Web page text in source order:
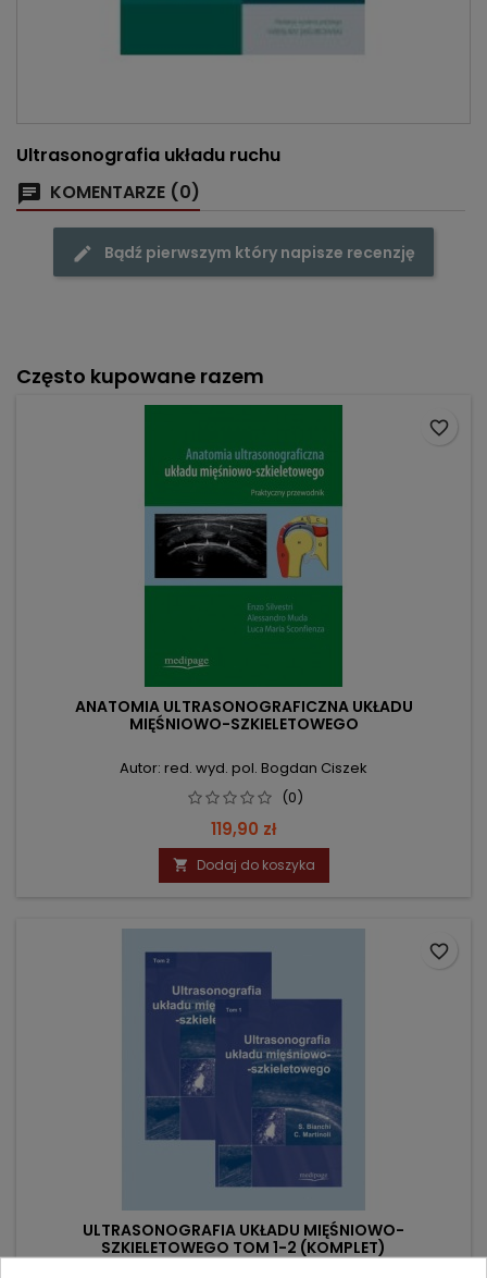
Ultrasonografia układu ruchu
KOMENTARZE (0)
Bądź pierwszym który napisze recenzję
Często kupowane razem
ANATOMIA ULTRASONOGRAFICZNA UKŁADU
MIĘŚNIOWO-SZKIELETOWEGO
Autor: red. wyd. pol. Bogdan Ciszek
(0)
Cena
119,90 zł
 Dodaj do koszyka
favorite_border
ULTRASONOGRAFIA UKŁADU MIĘŚNIOWO-
SZKIELETOWEGO TOM 1-2 (KOMPLET)
favorite_border